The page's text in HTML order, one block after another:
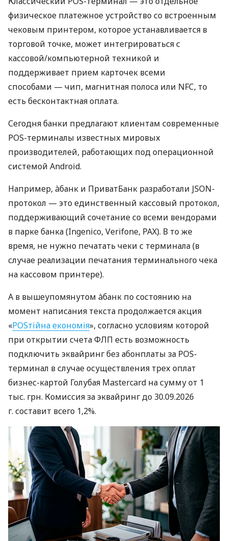
физическое платежное устройство со встроенным
чековым принтером, которое устанавливается в
торговой точке, может интегрироваться с
кассовой/компьютерной техникой и
поддерживает прием карточек всеми
способами — чип, магнитная полоса или NFC, то
есть бесконтактная оплата.
Сегодня банки предлагают клиентам современные
POS-терминалы известных мировых
производителей, работающих под операционной
системой Android.
Например, àбанк и ПриватБанк разработали JSON-
протокол — это единственный кассовый протокол,
поддерживающий сочетание со всеми вендорами
в парке банка (Ingenico, Verifone, PAX). В то же
время, не нужно печатать чеки с терминала (в
случае реализации печатания терминального чека
на кассовом принтере).
А в вышеупомянутом àбанк по состоянию на
момент написания текста продолжается акция
«POSтійна економія», согласно условиям которой
при открытии счета ФЛП есть возможность
подключить эквайринг без абонплаты за POS-
терминал в случае осуществления трех оплат
бизнес-картой Голубая Mastercard на сумму от 1
тыс. грн. Комиссия за эквайринг до 30.09.2026
г. составит всего 1,2%.